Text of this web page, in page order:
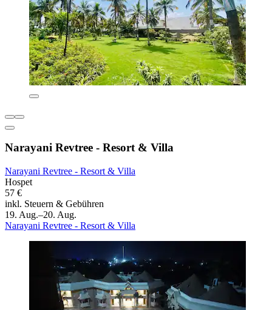
Narayani Revtree - Resort & Villa
Narayani Revtree - Resort & Villa
Hospet
57 €
inkl. Steuern & Gebühren
19. Aug.–20. Aug.
Narayani Revtree - Resort & Villa